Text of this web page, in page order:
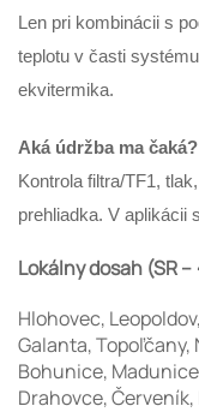
Len pri kombinácii s
teplotu v časti
ekvitermika.
Aká údržba ma čaká?
Kontrola filtra/TF1,
prehliadka. V aplikácii
Lokálny dosah (SR
Hlohovec,
Galanta, Topoľčany,
Bohunice,
Drahovce,